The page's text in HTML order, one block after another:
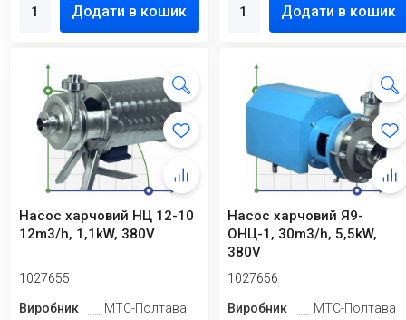
Додати в кошик Додати в кошик
Насос харчовий НЦ 12-10
12m3/h, 1,1kW, 380V
1027655
Виробник
МТС-Полтава
Насос харчовий Я9-
ОНЦ-1, 30m3/h, 5,5kW,
380V
1027656
Виробник
МТС-Полтава